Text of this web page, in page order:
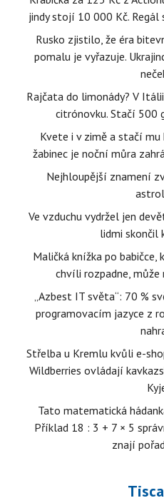
jindy stojí 10 000 Kč. Regál
Rusko zjistilo, že éra
pomalu je vyřazuje.
Rajčata do limonády? V
citrónovku. Stačí 500
Kvete i v zimě a stačí mu
žabinec je noční můra
Nejhloupější znamení
Ve vzduchu vydržel jen
lidmi
Maličká knížka po babičce,
chvíli rozpadne,
„Azbest IT světa“: 70 %
programovacím jazyce z
Střelba u Kremlu kvůli e-
Wildberries ovládají
Tato matematická
Příklad 18 : 3 + 7 × 5
znají